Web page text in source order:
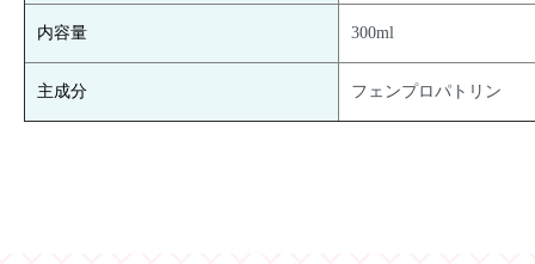
内容量 300ml
主成分 フェンプロパトリン